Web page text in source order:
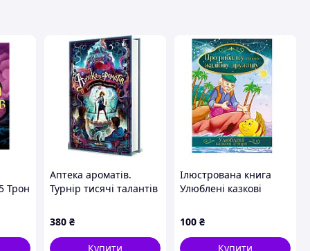
Трон
Аптека ароматів.
Турнір тисячі талантів
380 ₴
Купити
Ілюстрована книга
Улюблені казкові
його жадібну дружину"
КТ-01-13
100 ₴
Купити